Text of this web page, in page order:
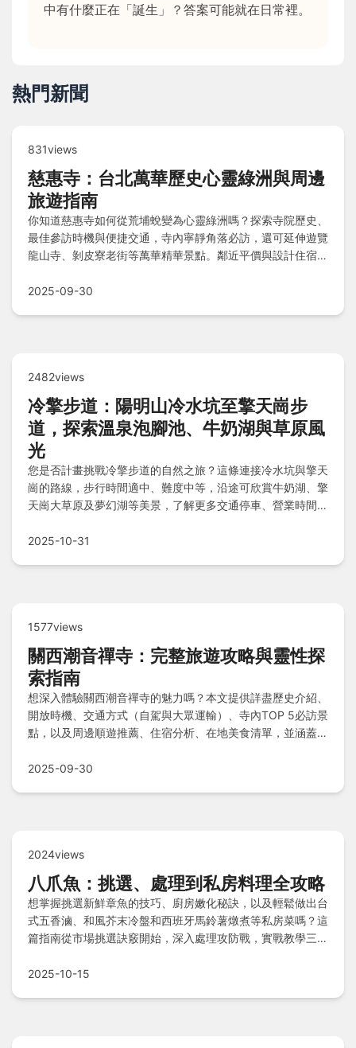
中有什麼正在「誕生」？答案可能就在日常裡。
熱門新聞
831views
慈惠寺：台北萬華歷史心靈綠洲與周邊
旅遊指南
你知道慈惠寺如何從荒埔蛻變為心靈綠洲嗎？探索寺院歷史、
最佳參訪時機與便捷交通，寺內寧靜角落必訪，還可延伸遊覽
龍山寺、剝皮寮老街等萬華精華景點。鄰近平價與設計住宿、
旅更完美順暢！
2025-09-30
2482views
冷擎步道：陽明山冷水坑至擎天崗步
道，探索溫泉泡腳池、牛奶湖與草原風
光
您是否計畫挑戰冷擎步道的自然之旅？這條連接冷水坑與擎天
崗的路線，步行時間適中、難度中等，沿途可欣賞牛奶湖、擎
天崗大草原及夢幻湖等美景，了解更多交通停車、營業時間和
2025-10-31
1577views
關西潮音禪寺：完整旅遊攻略與靈性探
索指南
想深入體驗關西潮音禪寺的魅力嗎？本文提供詳盡歷史介紹、
開放時機、交通方式（自駕與大眾運輸）、寺內TOP 5必訪景
點，以及周邊順遊推薦、住宿分析、在地美食清單，並涵蓋禮
2025-09-30
2024views
八爪魚：挑選、處理到私房料理全攻略
想掌握挑選新鮮章魚的技巧、廚房嫩化秘訣，以及輕鬆做出台
式五香滷、和風芥末冷盤和西班牙馬鈴薯燉煮等私房菜嗎？這
篇指南從市場挑選訣竅開始，深入處理攻防戰，實戰教學三道
2025-10-15